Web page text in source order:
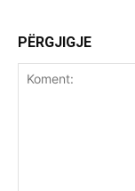
PËRGJIGJE